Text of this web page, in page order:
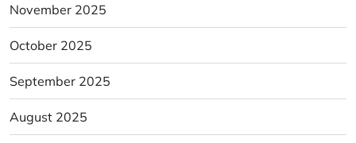
November 2025
October 2025
September 2025
August 2025